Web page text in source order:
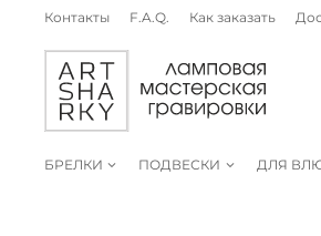
Контакты F.A.Q. Как заказать
БРЕЛКИ ПОДВЕСКИ ДЛЯ